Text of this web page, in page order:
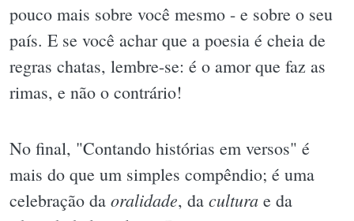
pouco mais sobre você mesmo - e sobre o seu
país. E se você achar que a poesia é cheia de
regras chatas, lembre-se: é o amor que faz as
rimas, e não o contrário!
No final, "Contando histórias em versos" é
mais do que um simples compêndio; é uma
celebração da oralidade, da cultura e da